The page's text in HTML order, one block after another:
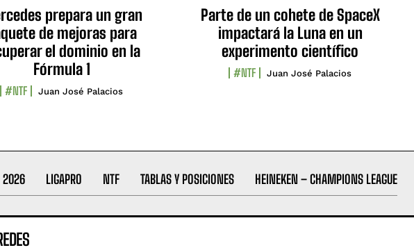
prepara un gran
de mejoras para
el dominio en la
Fórmula 1
#NTF Juan José Palacios
Parte de un cohete de SpaceX
impactará la Luna en un
experimento científico
#NTF Juan José Palacios
2026 LIGAPRO NTF TABLAS Y POSICIONES HEINEKEN – CHAMPIONS LEAGUE